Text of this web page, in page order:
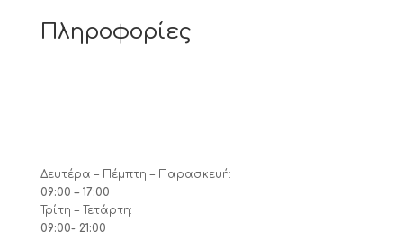
Πληροφορίες
Δευτέρα – Πέμπτη – Παρασκευή:
09:00 – 17:00
Τρίτη – Τετάρτη:
09:00- 21:00